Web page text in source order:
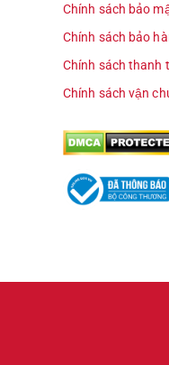
Chính sách bảo
Chính sách bảo
Chính sách thanh
Chính sách vận